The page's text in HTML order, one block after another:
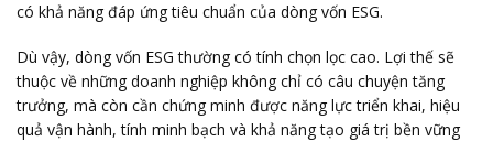
có khả năng đáp ứng tiêu chuẩn của dòng vốn ESG.
Dù vậy, dòng vốn ESG thường có tính chọn lọc cao. Lợi thế sẽ
thuộc về những doanh nghiệp không chỉ có câu chuyện tăng
trưởng, mà còn cần chứng minh được năng lực triển khai, hiệu
quả vận hành, tính minh bạch và khả năng tạo giá trị bền vững